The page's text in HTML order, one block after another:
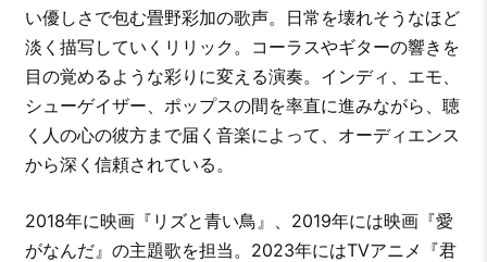
い優しさで包む畳野彩加の歌声。日常を壊れそうなほど
淡く描写していくリリック。コーラスやギターの響きを
目の覚めるような彩りに変える演奏。インディ、エモ、
シューゲイザー、ポップスの間を率直に進みながら、聴
く人の心の彼方まで届く音楽によって、オーディエンス
から深く信頼されている。
2018年に映画『リズと青い鳥』、2019年には映画『愛
がなんだ』の主題歌を担当。2023年にはTVアニメ『君